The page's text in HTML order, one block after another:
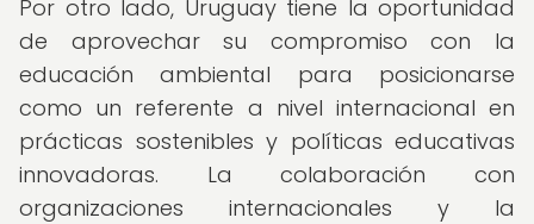
Por otro lado, Uruguay tiene la oportunidad
de aprovechar su compromiso con la
educación ambiental para posicionarse
como un referente a nivel internacional en
prácticas sostenibles y políticas educativas
innovadoras. La colaboración con
organizaciones internacionales y la